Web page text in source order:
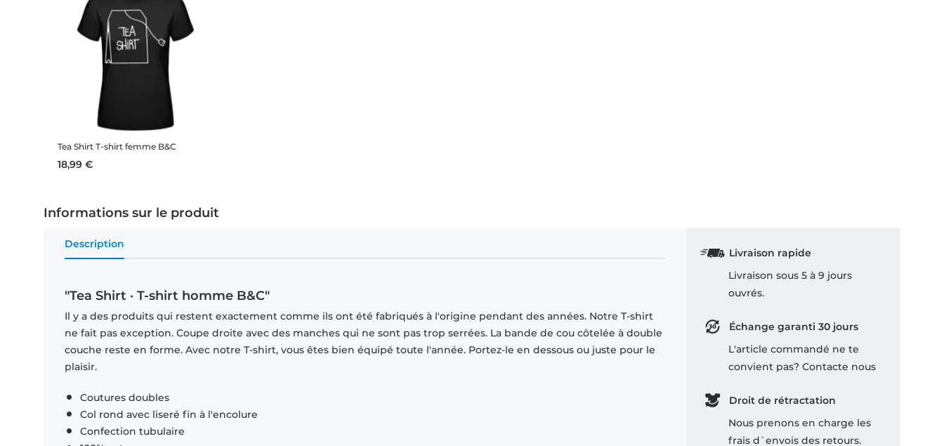
Tea Shirt T-shirt femme B&C
18,99 €
Informations sur le produit
Description
"Tea Shirt · T-shirt homme B&C"
Il y a des produits qui restent exactement comme ils ont été fabriqués à l'origine pendant des années. Notre T-shirt
ne fait pas exception. Coupe droite avec des manches qui ne sont pas trop serrées. La bande de cou côtelée à double
couche reste en forme. Avec notre T-shirt, vous êtes bien équipé toute l'année. Portez-le en dessous ou juste pour le
plaisir.
Coutures doubles
Col rond avec liseré fin à l'encolure
Confection tubulaire
Livraison rapide
Livraison sous 5 à 9 jours
ouvrés.
Échange garanti 30 jours
L'article commandé ne te
convient pas? Contacte nous
Droit de rétractation
Nous prenons en charge les
frais d`envois des retours.